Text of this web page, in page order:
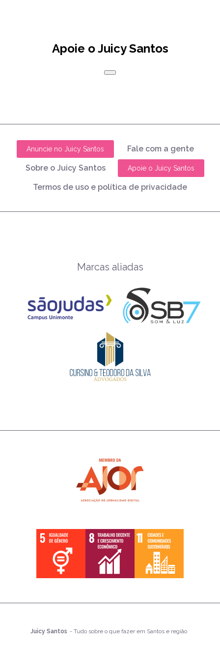
Apoie o Juicy Santos
Anuncie no Juicy Santos Fale com a gente
Sobre o Juicy Santos Apoie o Juicy Santos
Termos de uso e política de privacidade
Marcas aliadas
Juicy Santos - Tudo sobre o que fazer em Santos e região